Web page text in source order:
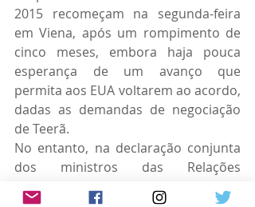
2015 recomeçam na segunda-feira
em Viena, após um rompimento de
cinco meses, embora haja pouca
esperança de um avanço que
permita aos EUA voltarem ao acordo,
dadas as demandas de negociação
de Teerã.
No entanto, na declaração conjunta
dos ministros das Relações
Exteriores, a Grã-Bretanha busca